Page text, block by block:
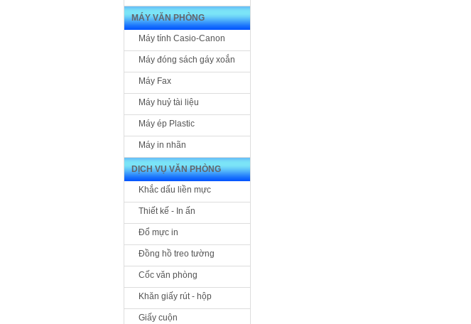
MÁY VĂN PHÒNG
Máy tính Casio-Canon
Máy đóng sách gáy xoắn
Máy Fax
Máy huỷ tài liệu
Máy ép Plastic
Máy in nhãn
DỊCH VỤ VĂN PHÒNG
Khắc dấu liền mực
Thiết kế - In ấn
Đổ mực in
Đồng hồ treo tường
Cốc văn phòng
Khăn giấy rút - hộp
Giấy cuộn